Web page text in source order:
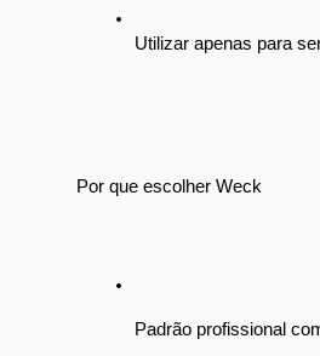
Utilizar apenas para
Por que escolher Weck
Padrão profissional